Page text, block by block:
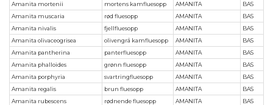
Amanita mortenii
mortens kamfluesopp AMANITA
BAS
Amanita muscaria
rød fluesopp AMANITA
BAS
Amanita nivalis
fjellfluesopp AMANITA
BAS
Amanita olivaceogrisea
olivengrå kamfluesopp AMANITA
BAS
Amanita pantherina
panterfluesopp AMANITA
BAS
Amanita phalloides
grønn fluesopp AMANITA
BAS
Amanita porphyria
svartringfluesopp AMANITA
BAS
Amanita regalis
brun fluesopp AMANITA
BAS
Amanita rubescens
rødnende fluesopp AMANITA BAS